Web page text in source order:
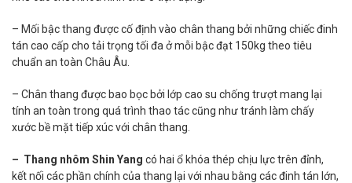
– Mối bậc thang được cố định vào chân thang bởi những chiếc đinh
tán cao cấp cho tải trọng tối đa ở mỗi bậc đạt 150kg theo tiêu
chuẩn an toàn Châu Âu.
– Chân thang được bao bọc bởi lớp cao su chống trượt mang lại
tính an toàn trong quá trình thao tác cũng như tránh làm chấy
xước bề mặt tiếp xúc với chân thang.
– Thang nhôm Shin Yang có hai ổ khóa thép chịu lực trên đỉnh,
kết nối các phần chính của thang lại với nhau bằng các đinh tán lớn,